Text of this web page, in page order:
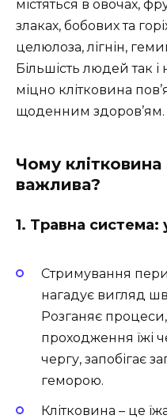
містяться в овочах,
злаках, бобових та
целюлоза, лігнін,
Більшість людей так і
міцно клітковина
щоденним здоров’ям.
Чому клітковина
важлива?
1. Травна система:
Стримування
нагадує вигляд
Розганяє
проходження їжі
чергу, запобігає
геморою.
Клітковина – це